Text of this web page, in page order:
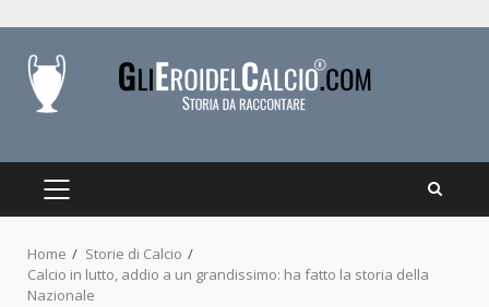
content
PRIMARY
Home
Storie di Calcio
Calcio in lutto, addio a un grandissimo: ha fatto la storia della
Nazionale